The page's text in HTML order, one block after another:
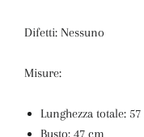
Difetti: Nessuno
Misure:
Lunghezza totale:
Busto: 47 cm